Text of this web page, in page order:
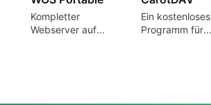
Kompletter
Webserver auf
Ein kostenloses
Programm für